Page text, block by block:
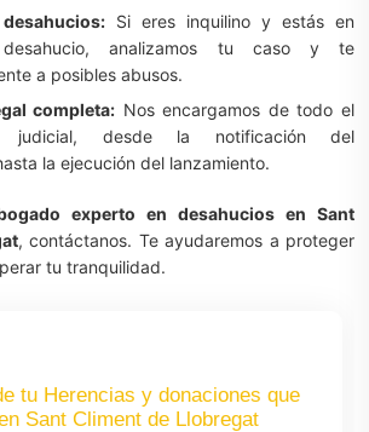
Si eres inquilino y estás en
analizamos tu caso y te
a posibles abusos.
completa: Nos encargamos de todo el
judicial, desde la notificación del
la ejecución del lanzamiento.
experto en desahucios en Sant
, contáctanos. Te ayudaremos a proteger
tu tranquilidad.
tu Herencias y donaciones que
Sant Climent de Llobregat